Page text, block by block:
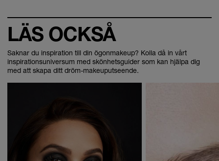
LÄS OCKSÅ
Saknar du inspiration till din ögonmakeup? Kolla då in vårt
inspirationsuniversum med skönhetsguider som kan hjälpa dig
med att skapa ditt dröm-makeuputseende.